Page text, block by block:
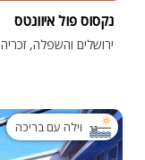
נקסוס פול איוונטס
ירושלים והשפלה, זכריה
וילה עם בריכה